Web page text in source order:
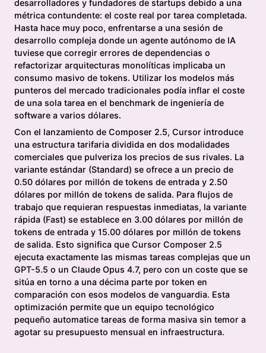
desarrolladores y fundadores de startups debido a una
métrica contundente: el coste real por tarea completada.
Hasta hace muy poco, enfrentarse a una sesión de
desarrollo compleja donde un agente autónomo de IA
tuviese que corregir errores de dependencias o
refactorizar arquitecturas monolíticas implicaba un
consumo masivo de tokens. Utilizar los modelos más
punteros del mercado tradicionales podía inflar el coste
de una sola tarea en el benchmark de ingeniería de
software a varios dólares.
Con el lanzamiento de Composer 2.5, Cursor introduce
una estructura tarifaria dividida en dos modalidades
comerciales que pulveriza los precios de sus rivales. La
variante estándar (Standard) se ofrece a un precio de
0.50 dólares por millón de tokens de entrada y 2.50
dólares por millón de tokens de salida. Para flujos de
trabajo que requieran respuestas inmediatas, la variante
rápida (Fast) se establece en 3.00 dólares por millón de
tokens de entrada y 15.00 dólares por millón de tokens
de salida. Esto significa que Cursor Composer 2.5
ejecuta exactamente las mismas tareas complejas que un
GPT-5.5 o un Claude Opus 4.7, pero con un coste que se
sitúa en torno a una décima parte por token en
comparación con esos modelos de vanguardia. Esta
optimización permite que un equipo tecnológico
pequeño automatice tareas de forma masiva sin temor a
agotar su presupuesto mensual en infraestructura.